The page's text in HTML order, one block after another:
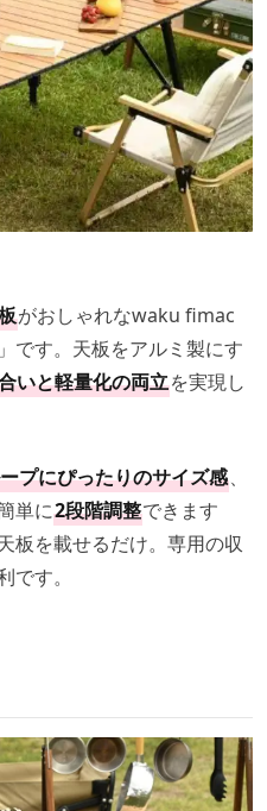
がおしゃれなwaku fimac
です。天板をアルミ製にす
いと軽量化の両立を実現し
プにぴったりのサイズ感、
単に2段階調整できます
板を載せるだけ。専用の収
す。